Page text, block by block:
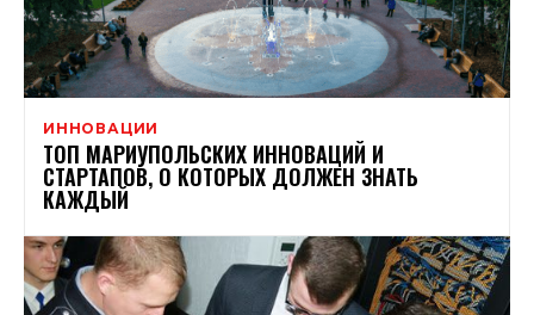
ИННОВАЦИИ
ТОП МАРИУПОЛЬСКИХ ИННОВАЦИЙ И
СТАРТАПОВ, О КОТОРЫХ ДОЛЖЕН ЗНАТЬ
КАЖДЫЙ